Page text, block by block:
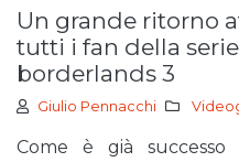
un grande ritorno atteso per anni da
tutti i fan della
borderlands 3
Giulio Pennacchi
Come è già